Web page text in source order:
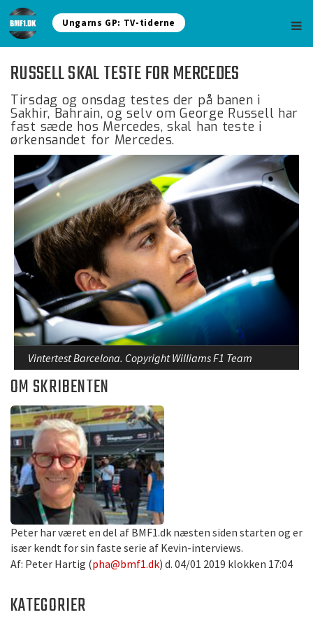
Ungarns GP: TV-tiderne
RUSSELL SKAL TESTE FOR MERCEDES
Tirsdag og onsdag testes der på banen i
Sakhir, Bahrain, og selv om George Russell har
fast sæde hos Mercedes, skal han teste i
ørkensandet for Mercedes.
Vintertest Barcelona. Copyright Williams F1 Team
OM SKRIBENTEN
Peter har været en del af BMF1.dk næsten siden starten og er
især kendt for sin faste serie af Kevin-interviews.
Af: Peter Hartig (pha@bmf1.dk) d. 04/01 2019 klokken 17:04
KATEGORIER